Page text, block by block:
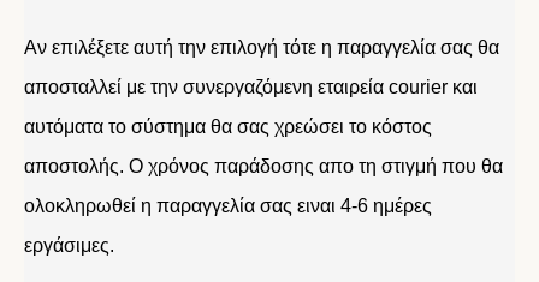
Αν επιλέξετε αυτή την επιλογή τότε η παραγγελία σας θα
αποσταλλεί με την συνεργαζόμενη εταιρεία courier και
αυτόματα το σύστημα θα σας χρεώσει το κόστος
αποστολής. Ο χρόνος παράδοσης απο τη στιγμή που θα
ολοκληρωθεί η παραγγελία σας ειναι 4-6 ημέρες
εργάσιμες.